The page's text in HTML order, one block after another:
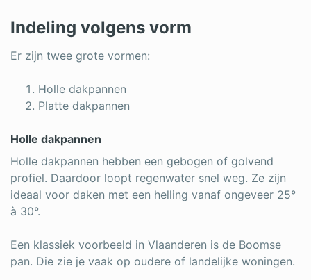
Indeling volgens vorm
Er zijn twee grote vormen:
Holle dakpannen
Platte dakpannen
Holle dakpannen
Holle dakpannen hebben een gebogen of golvend
profiel. Daardoor loopt regenwater snel weg. Ze zijn
ideaal voor daken met een helling vanaf ongeveer 25°
à 30°.
Een klassiek voorbeeld in Vlaanderen is de Boomse
pan. Die zie je vaak op oudere of landelijke woningen.